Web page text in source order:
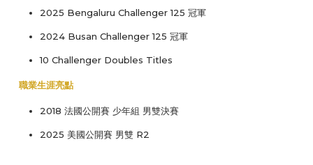
2025 Bengaluru Challenger 125 冠軍
2024 Busan Challenger 125 冠軍
10 Challenger Doubles Titles
職業生涯亮點
2018 法國公開賽 少年組 男雙決賽
2025 美國公開賽 男雙 R2